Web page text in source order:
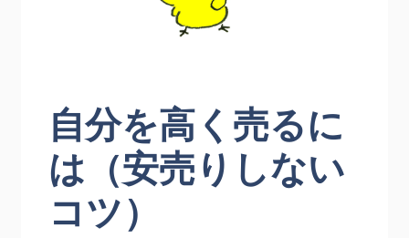
自分を高く売るに
は（安売りしない
コツ）